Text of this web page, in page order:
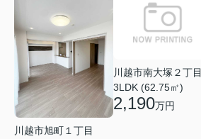
川越市旭町１丁目
川越市南大塚２丁目
3LDK (62.75㎡)
2,190万円